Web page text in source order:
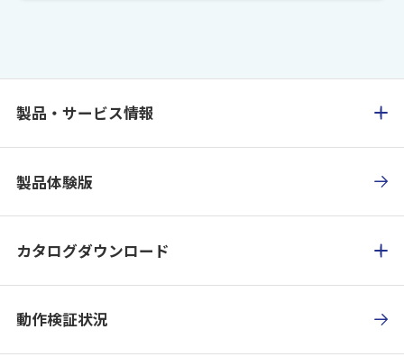
製品・サービス情報
製品体験版
カタログダウンロード
動作検証状況